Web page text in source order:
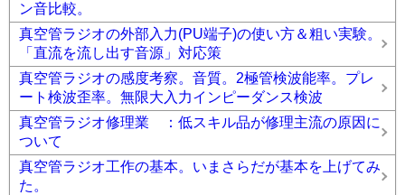
ン音比較。
真空管ラジオの外部入力(PU端子)の使い方＆粗い実験。
「直流を流し出す音源」対応策
真空管ラジオの感度考察。音質。2極管検波能率。プレ
ート検波歪率。無限大入力インピーダンス検波
真空管ラジオ修理業 ：低スキル品が修理主流の原因に
ついて
真空管ラジオ工作の基本。いまさらだが基本を上げてみ
た。